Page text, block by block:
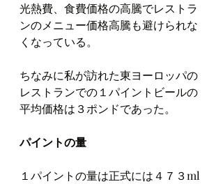
光熱費、食費価格の高騰でレストラ
ンのメニュー価格高騰も避けられな
くなっている。
ちなみに私が訪れた東ヨーロッパの
レストランでの１パイントビールの
平均価格は３ポンドであった。
パイントの量
１パイントの量は正式には４７３ml